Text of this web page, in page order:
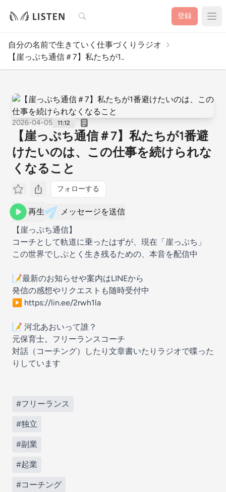
検索 登録
自分の名前で生きていく仕事づくりラジオ
【崖っぷち通信＃7】私たちが1..
2026-04-05 11:12
【崖っぷち通信＃7】私たちが1番避
けたいのは、この仕事を続けられな
くなること
フォローする
再生
メッセージを送信
【崖っぷち通信】
コーチとして軌道に乗ったはずが、現在「崖っぷち」
この世界でしぶとく生き残るための、本音を配信中
📝最新のお知らせや案内はLINEから
発信の感想やリクエストも随時受付中
▶︎ https://lin.ee/2rwh1la
📝 河北あおいって誰？
元保育士。フリーランスコーチ
対話（コーチング）したり文章書いたりラジオで喋った
りしています
#フリーランス
#独立
#副業
#起業
#コーチング